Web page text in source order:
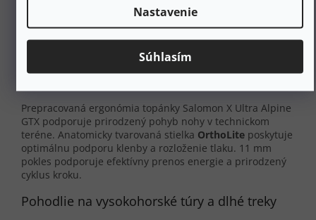
Nastavenie
Súhlasím
S týmito topánkami získate výnimočnú priľnavosť a
stabilitu aj v tom najnáročnejšom teréne, čo vám umožní
plne sa sústrediť na vysokohorské zážitky.
Zdravotné výhody a ergonómia v
Prepracovaná ergonómia topánky Salomon X Ultra Alpine
GTX podporuje prirodzený pohyb nohy v technickom
teréne. Anatomicky tvarovaná stielka OrthoLite poskytuje
optimálnu podporu klenby a rozloženie tlaku. 11 mm
pokles podporuje efektívny prenos energie a prirodzený
cyklus kroku.
Pohodlie na vysokohorské túry a dlhé treky